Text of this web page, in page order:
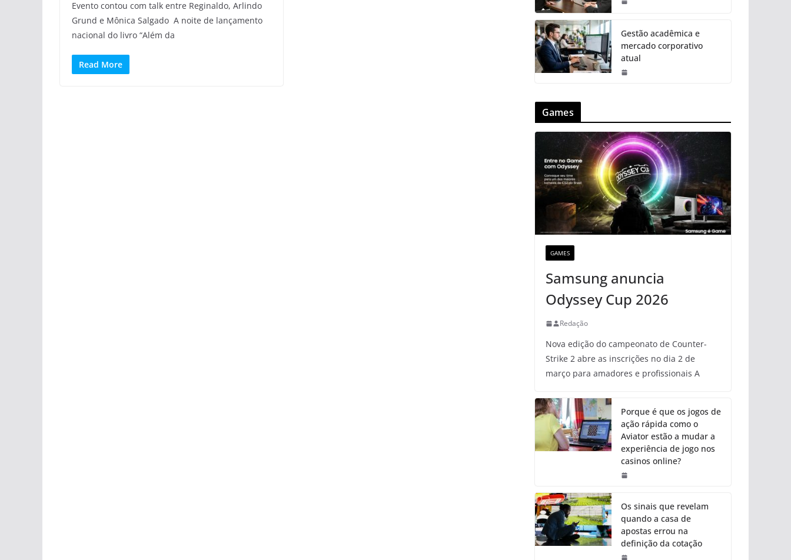
Evento contou com talk entre Reginaldo, Arlindo
Grund e Mônica Salgado A noite de lançamento
nacional do livro “Além da
Read More
Gestão acadêmica e
mercado corporativo
atual
Games
GAMES
Samsung anuncia
Odyssey Cup 2026
Redação
Nova edição do campeonato de Counter-
Strike 2 abre as inscrições no dia 2 de
março para amadores e profissionais A
Porque é que os jogos de
ação rápida como o
Aviator estão a mudar a
experiência de jogo nos
casinos online?
Os sinais que revelam
quando a casa de
apostas errou na
definição da cotação